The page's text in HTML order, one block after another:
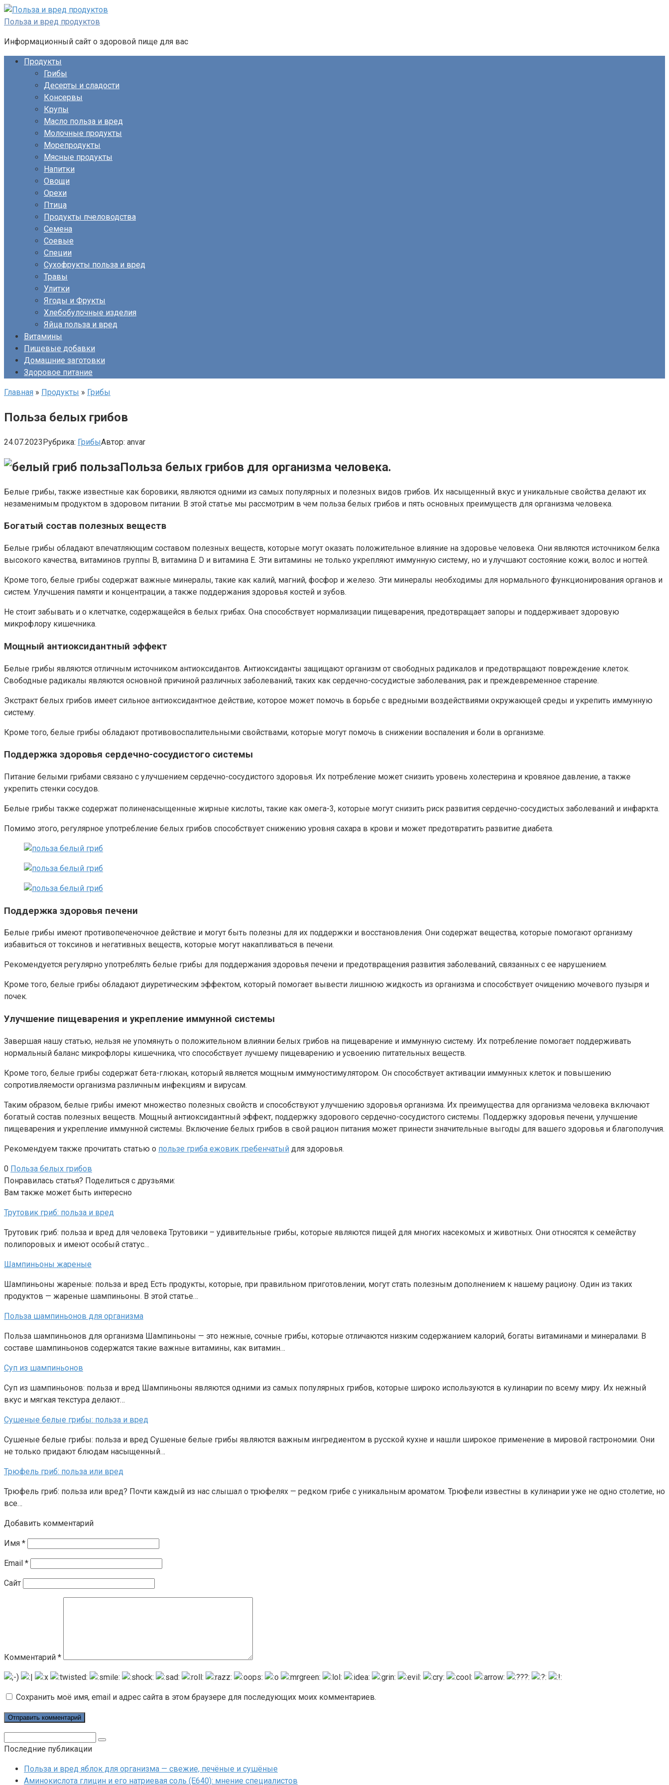
Перейти
к
Польза и вред продуктов
Информационный сайт о здоровой пище для вас
Продукты
Грибы
Десерты и сладости
Консервы
Крупы
Масло польза и вред
Молочные продукты
Морепродукты
Мясные продукты
Напитки
Овощи
Орехи
Птица
Продукты пчеловодства
Семена
Соевые
Специи
Сухофрукты польза и вред
Травы
Улитки
Ягоды и Фрукты
Хлебобулочные изделия
Яйца польза и вред
Витамины
Пищевые добавки
Домашние заготовки
Здоровое питание
Главная » Продукты » Грибы
Польза белых грибов
24.07.2023Рубрика: ГрибыАвтор: anvar
Польза белых грибов для организма человека.
Белые грибы, также известные как боровики, являются одними из самых популярных и полезных видов грибов. Их насыщенный вкус и уникальные свойства делают их
незаменимым продуктом в здоровом питании. В этой статье мы рассмотрим в чем польза белых грибов и пять основных преимуществ для организма человека.
Богатый состав полезных веществ
Белые грибы обладают впечатляющим составом полезных веществ, которые могут оказать положительное влияние на здоровье человека. Они являются источником белка
высокого качества, витаминов группы В, витамина D и витамина Е. Эти витамины не только укрепляют иммунную систему, но и улучшают состояние кожи, волос и ногтей.
Кроме того, белые грибы содержат важные минералы, такие как калий, магний, фосфор и железо. Эти минералы необходимы для нормального функционирования органов и
систем. Улучшения памяти и концентрации, а также поддержания здоровья костей и зубов.
Не стоит забывать и о клетчатке, содержащейся в белых грибах. Она способствует нормализации пищеварения, предотвращает запоры и поддерживает здоровую
микрофлору кишечника.
Мощный антиоксидантный эффект
Белые грибы являются отличным источником антиоксидантов. Антиоксиданты защищают организм от свободных радикалов и предотвращают повреждение клеток.
Свободные радикалы являются основной причиной различных заболеваний, таких как сердечно-сосудистые заболевания, рак и преждевременное старение.
Экстракт белых грибов имеет сильное антиоксидантное действие, которое может помочь в борьбе с вредными воздействиями окружающей среды и укрепить иммунную
систему.
Кроме того, белые грибы обладают противовоспалительными свойствами, которые могут помочь в снижении воспаления и боли в организме.
Поддержка здоровья сердечно-сосудистого системы
Питание белыми грибами связано с улучшением сердечно-сосудистого здоровья. Их потребление может снизить уровень холестерина и кровяное давление, а также
укрепить стенки сосудов.
Белые грибы также содержат полиненасыщенные жирные кислоты, такие как омега-3, которые могут снизить риск развития сердечно-сосудистых заболеваний и инфаркта.
Помимо этого, регулярное употребление белых грибов способствует снижению уровня сахара в крови и может предотвратить развитие диабета.
Поддержка здоровья печени
Белые грибы имеют противопеченочное действие и могут быть полезны для их поддержки и восстановления. Они содержат вещества, которые помогают организму
избавиться от токсинов и негативных веществ, которые могут накапливаться в печени.
Рекомендуется регулярно употреблять белые грибы для поддержания здоровья печени и предотвращения развития заболеваний, связанных с ее нарушением.
Кроме того, белые грибы обладают диуретическим эффектом, который помогает вывести лишнюю жидкость из организма и способствует очищению мочевого пузыря и
почек.
Улучшение пищеварения и укрепление иммунной системы
Завершая нашу статью, нельзя не упомянуть о положительном влиянии белых грибов на пищеварение и иммунную систему. Их потребление помогает поддерживать
нормальный баланс микрофлоры кишечника, что способствует лучшему пищеварению и усвоению питательных веществ.
Кроме того, белые грибы содержат бета-глюкан, который является мощным иммуностимулятором. Он способствует активации иммунных клеток и повышению
сопротивляемости организма различным инфекциям и вирусам.
Таким образом, белые грибы имеют множество полезных свойств и способствуют улучшению здоровья организма. Их преимущества для организма человека включают
богатый состав полезных веществ. Мощный антиоксидантный эффект, поддержку здорового сердечно-сосудистого системы. Поддержку здоровья печени, улучшение
пищеварения и укрепление иммунной системы. Включение белых грибов в свой рацион питания может принести значительные выгоды для вашего здоровья и благополучия.
Рекомендуем также прочитать статью о пользе гриба ежовик гребенчатый для здоровья.
0 Польза белых грибов
Понравилась статья? Поделиться с друзьями:
Вам также может быть интересно
Трутовик гриб: польза и вред
Трутовик гриб: польза и вред для человека Трутовики – удивительные грибы, которые являются пищей для многих насекомых и животных. Они относятся к семейству
полипоровых и имеют особый статус…
Шампиньоны жареные
Шампиньоны жареные: польза и вред Есть продукты, которые, при правильном приготовлении, могут стать полезным дополнением к нашему рациону. Один из таких
продуктов — жареные шампиньоны. В этой статье…
Польза шампиньонов для организма
Польза шампиньонов для организма Шампиньоны — это нежные, сочные грибы, которые отличаются низким содержанием калорий, богаты витаминами и минералами. В
составе шампиньонов содержатся такие важные витамины, как витамин…
Суп из шампиньонов
Суп из шампиньонов: польза и вред Шампиньоны являются одними из самых популярных грибов, которые широко используются в кулинарии по всему миру. Их нежный
вкус и мягкая текстура делают…
Сушеные белые грибы: польза и вред
Сушеные белые грибы: польза и вред Сушеные белые грибы являются важным ингредиентом в русской кухне и нашли широкое применение в мировой гастрономии. Они
не только придают блюдам насыщенный…
Трюфель гриб: польза или вред
Трюфель гриб: польза или вред? Почти каждый из нас слышал о трюфелях — редком грибе с уникальным ароматом. Трюфели известны в кулинарии уже не одно столетие, но
все…
Добавить комментарий
Имя *
Email *
Сайт
Комментарий *
Сохранить моё имя, email и адрес сайта в этом браузере для последующих моих комментариев.
Последние публикации
Польза и вред яблок для организма — свежие, печёные и сушёные
Аминокислота глицин и его натриевая соль (Е640): мнение специалистов